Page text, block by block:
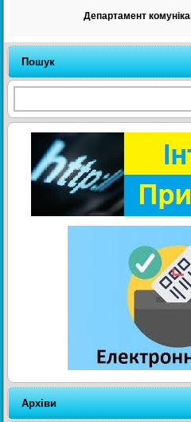
Департамент
Пошук
Архіви